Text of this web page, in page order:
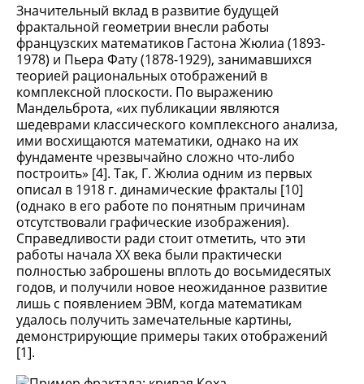
Значительный вклад в развитие будущей
фрактальной геометрии внесли работы
французских математиков Гастона Жюлиа (1893-
1978) и Пьера Фату (1878-1929), занимавшихся
теорией рациональных отображений в
комплексной плоскости. По выражению
Мандельброта, «их публикации являются
шедеврами классического комплексного анализа,
ими восхищаются математики, однако на их
фундаменте чрезвычайно сложно что-либо
построить» [4]. Так, Г. Жюлиа одним из первых
описал в 1918 г. динамические фракталы [10]
(однако в его работе по понятным причинам
отсутствовали графические изображения).
Справедливости ради стоит отметить, что эти
работы начала XX века были практически
полностью заброшены вплоть до восьмидесятых
годов, и получили новое неожиданное развитие
лишь с появлением ЭВМ, когда математикам
удалось получить замечательные картины,
демонстрирующие примеры таких отображений
[1].